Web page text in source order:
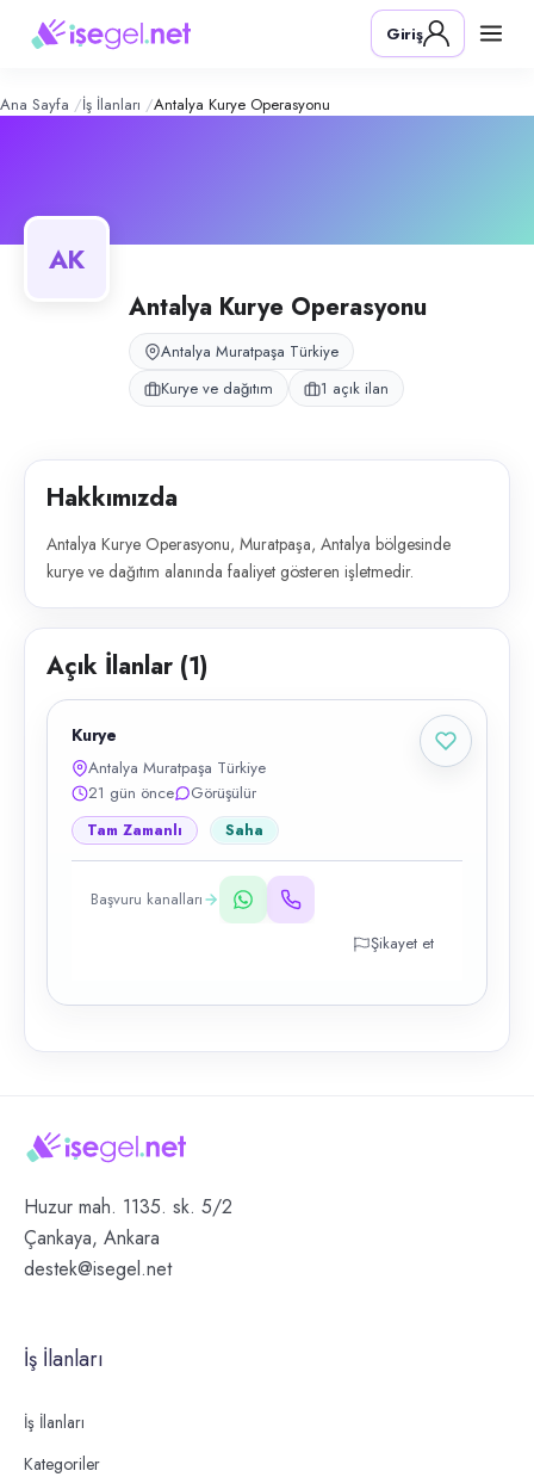
Kurye Operasyonu– Şirket
Konum:
Antalya Kurye Operasyonu, Muratpaşa, Antalya bölgesinde kurye ve
Giriş
Ana Sayfa İş İlanları Antalya Kurye Operasyonu
AK
Antalya Kurye Operasyonu
Antalya Muratpaşa Türkiye
Kurye ve dağıtım
1 açık ilan
Hakkımızda
Antalya Kurye Operasyonu, Muratpaşa, Antalya bölgesinde
kurye ve dağıtım alanında faaliyet gösteren işletmedir.
Açık İlanlar (1)
Kurye
Antalya Muratpaşa Türkiye
21 gün önce
Görüşülür
Tam Zamanlı Saha
Başvuru kanalları
Şikayet et
Huzur mah. 1135. sk. 5/2
Çankaya, Ankara
destek@isegel.net
İş İlanları
İş İlanları
Kategoriler